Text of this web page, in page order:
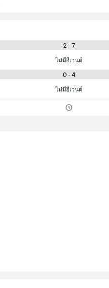
2 - 7
ไม่มีอีเวนต์
0 - 4
ไม่มีอีเวนต์